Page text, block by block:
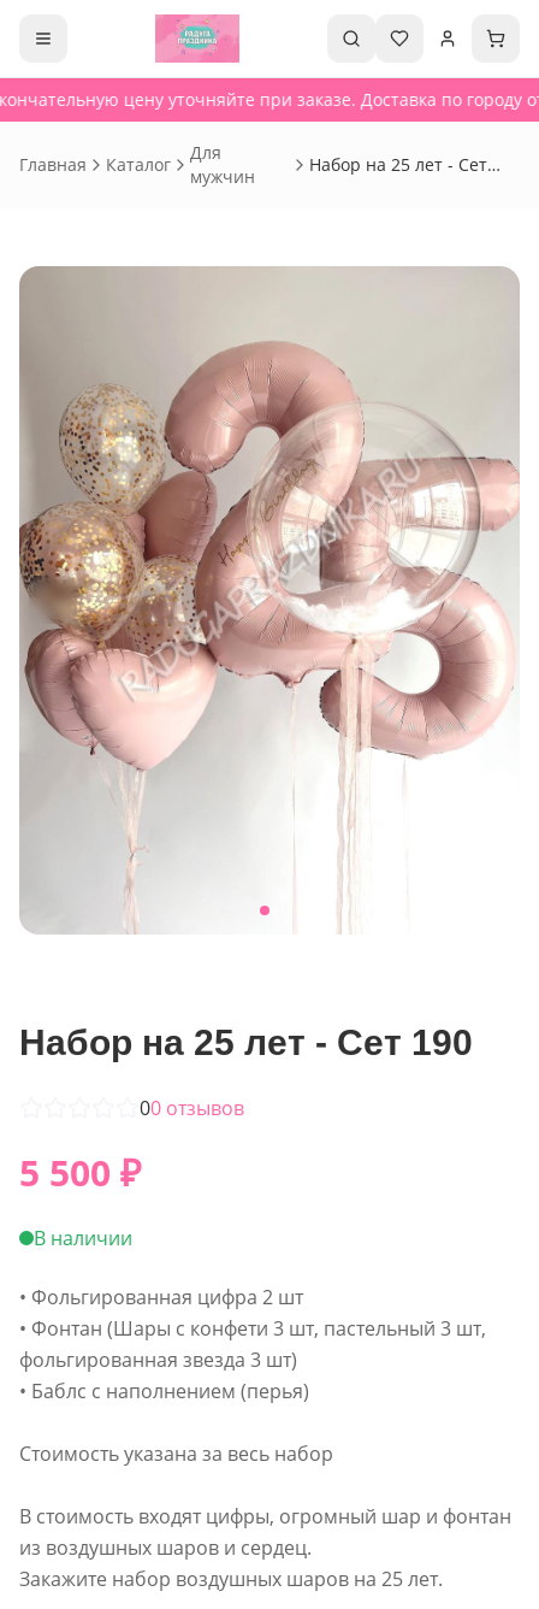
цену уточняйте при заказе. Доставка по городу
Главная Каталог
Для
мужчин
Набор на 25 лет - Сет
Набор на 25 лет - Сет 190
00 отзывов
5 500 ₽
В наличии
• Фольгированная цифра 2 шт
• Фонтан (Шары с конфети 3 шт, пастельный 3 шт,
фольгированная звезда 3 шт)
• Баблс с наполнением (перья)
Стоимость указана за весь набор
В стоимость входят цифры, огромный шар и фонтан
из воздушных шаров и сердец.
Закажите набор воздушных шаров на 25 лет.